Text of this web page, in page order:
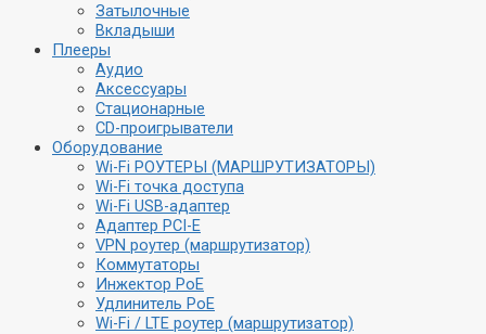
Затылочные
Вкладыши
Плееры
Аудио
Аксессуары
Стационарные
CD-проигрыватели
Оборудование
Wi-Fi РОУТЕРЫ (МАРШРУТИЗАТОРЫ)
Wi-Fi точка доступа
Wi-Fi USB-адаптер
Адаптер PCI-E
VPN роутер (маршрутизатор)
Коммутаторы
Инжектор PoE
Удлинитель PoE
Wi-Fi / LTE роутер (маршрутизатор)